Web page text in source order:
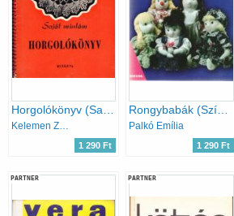
Horgolókönyv (Saját mintám)
Kelemen Zsuzsa (szerk)
1 290 Ft
Rongybabák (Színes ötletek 66.)
Palkó Emília
1 290 Ft
PARTNER PARTNER